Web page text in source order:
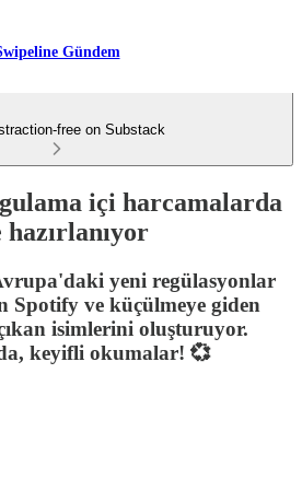
Gündem
free on Substack
içi harcamalarda
yeni regülasyonlar
Spotify ve küçülmeye giden
isimlerini oluşturuyor.
keyifli okumalar! 💞